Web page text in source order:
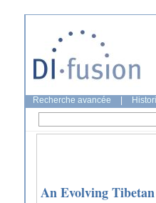
Recherche avancée
An Evolving